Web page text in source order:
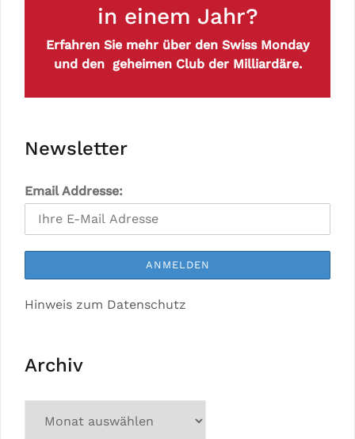
in einem Jahr?
Erfahren Sie mehr über den Swiss Monday
und den geheimen Club der Milliardäre.
Newsletter
Email Addresse:
Hinweis zum Datenschutz
Archiv